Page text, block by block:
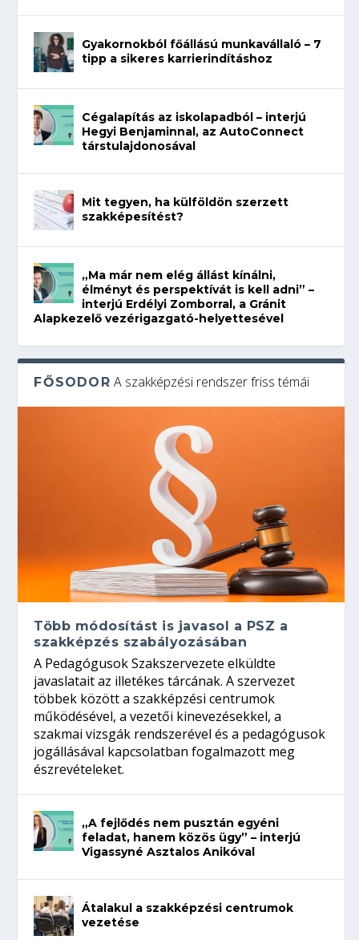
Gyakornokból főállású munkavállaló – 7
tipp a sikeres karrierindításhoz
Cégalapítás az iskolapadból – interjú
Hegyi Benjaminnal, az AutoConnect
társtulajdonosával
Mit tegyen, ha külföldön szerzett
szakképesítést?
„Ma már nem elég állást kínálni,
élményt és perspektívát is kell adni” –
interjú Erdélyi Zomborral, a Gránit
Alapkezelő vezérigazgató-helyettesével
FŐSODOR A szakképzési rendszer friss témái
Több módosítást is javasol a PSZ a
szakképzés szabályozásában
A Pedagógusok Szakszervezete elküldte
javaslatait az illetékes tárcának. A szervezet
többek között a szakképzési centrumok
működésével, a vezetői kinevezésekkel, a
szakmai vizsgák rendszerével és a pedagógusok
jogállásával kapcsolatban fogalmazott meg
észrevételeket.
„A fejlődés nem pusztán egyéni
feladat, hanem közös ügy” – interjú
Vigassyné Asztalos Anikóval
Átalakul a szakképzési centrumok
vezetése